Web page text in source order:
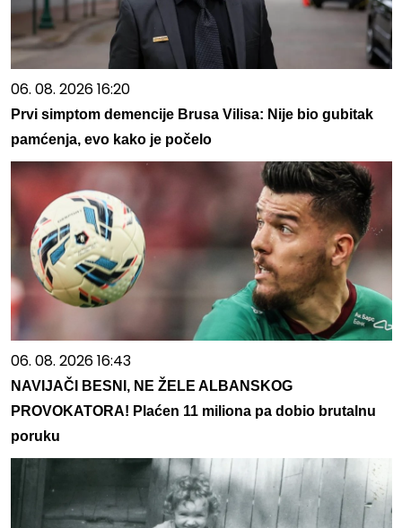
06. 08. 2026 16:20
Prvi simptom demencije Brusa Vilisa: Nije bio gubitak
pamćenja, evo kako je počelo
06. 08. 2026 16:43
NAVIJAČI BESNI, NE ŽELE ALBANSKOG
PROVOKATORA! Plaćen 11 miliona pa dobio brutalnu
poruku